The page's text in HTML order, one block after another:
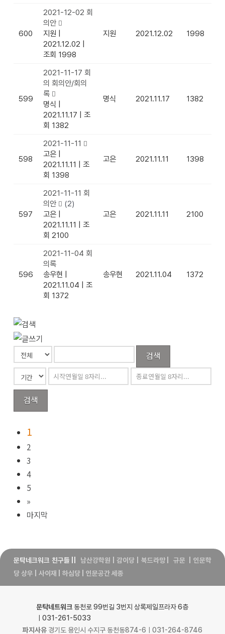
600
2021-12-02 회
의안
지원
2021.12.02
조회 1998
지원 2021.12.02 1998
599
2021-11-17 회
의 회의안/회의
록
명식
2021.11.17
조
회 1382
명식 2021.11.17 1382
598
2021-11-11
고은
2021.11.11
조
회 1398
고은 2021.11.11 1398
597
2021-11-11 회
의안
(2)
고은
2021.11.11
조
회 2100
고은 2021.11.11 2100
596
2021-11-04 회
의록
송우현
2021.11.04
조
회 1372
송우현 2021.11.04 1372
검색
검색
1
2
3
4
5
»
마지막
문탁네크워크 친구들 남산강학원 감이당 북드라망| 규문 |인문학
당 상우
사이재 하심당| 인문공간 세종
문탁네트워크 동천로 99번길 3번지 상록제일프라자 6층
ㅣ031-261-5033
파지사유경기도 용인시 수지구 동천동874-6ㅣ031-264-8746